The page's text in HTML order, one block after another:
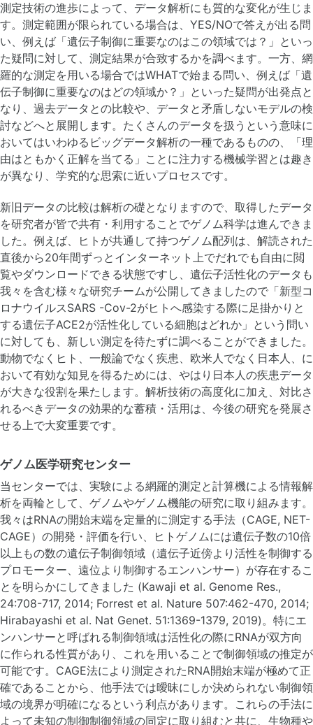
測定技術の進歩によって、データ解析にも質的な変化が生じま
す。測定範囲が限られている場合は、YES/NOで答えが出る問
い、例えば「遺伝子制御に重要なのはこの領域では？」といっ
た疑問に対して、測定結果が合致するかを調べます。一方、網
羅的な測定を用いる場合ではWHATで始まる問い、例えば「遺
伝子制御に重要なのはどの領域か？」といった疑問が出発点と
なり、過去データとの比較や、データと矛盾しないモデルの検
討などへと展開します。たくさんのデータを扱うという意味に
おいてはいわゆるビッグデータ解析の一種であるものの、「理
由はともかく正解を当てる」ことに注力する機械学習とは趣き
が異なり、学究的な思索に近いプロセスです。
新旧データの比較は解析の礎となりますので、取得したデータ
を研究者が皆で共有・利用することでゲノム科学は進んできま
した。例えば、ヒトが共通して持つゲノム配列は、解読された
直後から20年間ずっとインターネット上でだれでも自由に閲
覧やダウンロードできる状態ですし、遺伝子活性化のデータも
我々を含む様々な研究チームが公開してきましたので「新型コ
ロナウイルスSARS -Cov-2がヒトへ感染する際に足掛かりと
する遺伝子ACE2が活性化している細胞はどれか」という問い
に対しても、新しい測定を待たずに調べることができました。
動物でなくヒト、一般論でなく疾患、欧米人でなく日本人、に
おいて有効な知見を得るためには、やはり日本人の疾患データ
が大きな役割を果たします。解析技術の高度化に加え、対比さ
れるべきデータの効果的な蓄積・活用は、今後の研究を発展さ
せる上で大変重要です。
ゲノム医学研究センター
当センターでは、実験による網羅的測定と計算機による情報解
析を両輪として、ゲノムやゲノム機能の研究に取り組みます。
我々はRNAの開始末端を定量的に測定する手法（CAGE, NET-
CAGE）の開発・評価を行い、ヒトゲノムには遺伝子数の10倍
以上もの数の遺伝子制御領域（遺伝子近傍より活性を制御する
プロモーター、遠位より制御するエンハンサー）が存在するこ
とを明らかにしてきました (Kawaji et al. Genome Res.,
24:708-717, 2014; Forrest et al. Nature 507:462-470, 2014;
Hirabayashi et al. Nat Genet. 51:1369-1379, 2019)。特にエ
ンハンサーと呼ばれる制御領域は活性化の際にRNAが双方向
に作られる性質があり、これを用いることで制御領域の推定が
可能です。CAGE法により測定されたRNA開始末端が極めて正
確であることから、他手法では曖昧にしか決められない制御領
域の境界が明確になるという利点があります。これらの手法に
よって未知の制御制御領域の同定に取り組むと共に、生物種や